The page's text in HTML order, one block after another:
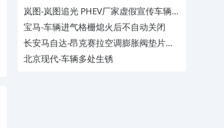
磁
岚图-岚图追光 PHEV厂家虚假宣传车辆配
置与功能
宝马-车辆进气格栅熄火后不自动关闭
长安马自达-昂克赛拉空调膨胀阀垫片生
锈
北京现代-车辆多处生锈